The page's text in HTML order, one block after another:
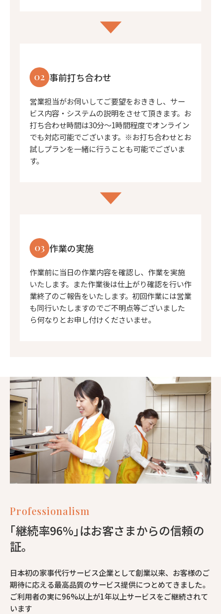
02 事前打ち合わせ
営業担当がお伺いしてご要望をおききし、サー
ビス内容・システムの説明をさせて頂きます。お
打ち合わせ時間は30分〜1時間程度でオンライン
でも対応可能でございます。※お打ち合わせとお
試しプランを一緒に行うことも可能でございま
す。
03 作業の実施
作業前に当日の作業内容を確認し、作業を実施
いたします。また作業後は仕上がり確認を行い作
業終了のご報告をいたします。初回作業には営業
も同行いたしますのでご不明点等ございました
ら何なりとお申し付けくださいませ。
Professionalism
｢継続率96%｣はお客さまからの信頼の
証。
日本初の家事代行サービス企業として創業以来、お客様のご
期待に応える最高品質のサービス提供につとめてきました。
ご利用者の実に96%以上が1年以上サービスをご継続されて
います